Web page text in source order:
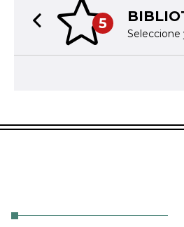
5
Seleccione
Previous slide